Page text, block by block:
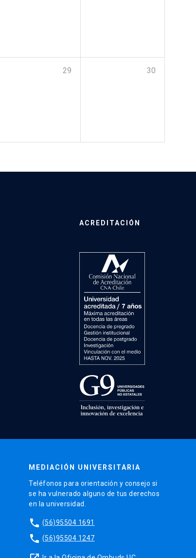
29 30
ACREDITACIÓN
MEDIACIÓN UNIVERSITARIA
Teléfonos para orientación y consejo si
se ha vulnerado alguno de tus derechos
en la universidad.
phone (56)95504 1691
phone (56)95504 1247